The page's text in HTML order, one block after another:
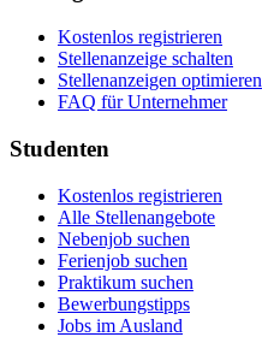
Kostenlos registrieren
Stellenanzeige schalten
Stellenanzeigen optimieren
FAQ für Unternehmer
Studenten
Kostenlos registrieren
Alle Stellenangebote
Nebenjob suchen
Ferienjob suchen
Praktikum suchen
Bewerbungstipps
Jobs im Ausland